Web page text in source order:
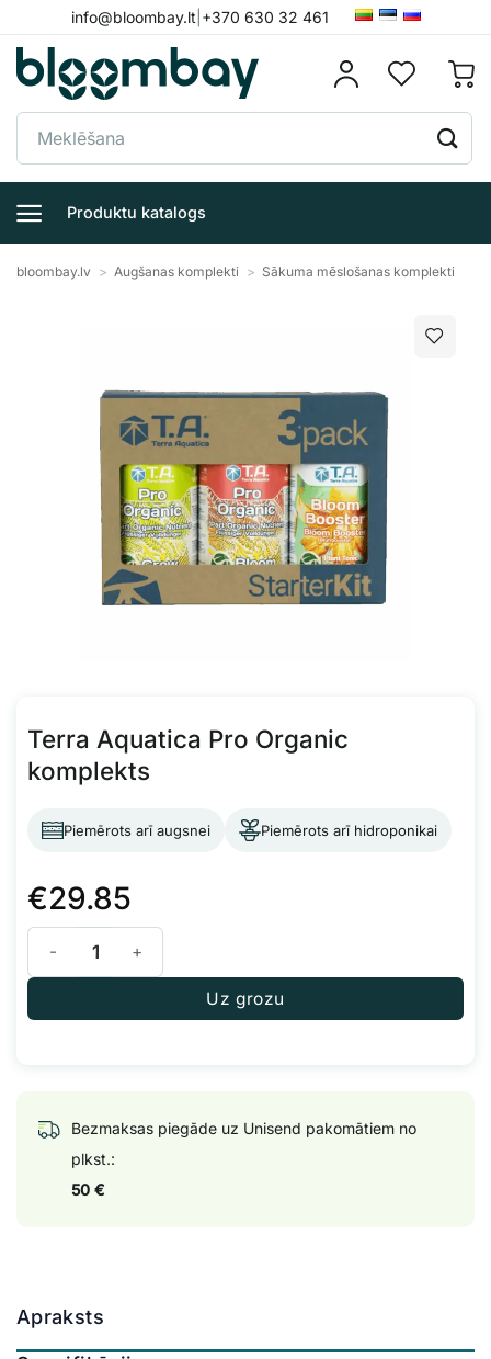
to
content
info@bloombay.lt +370 630 32 461
Meklēt:
Produktu katalogs
bloombay.lv > Augšanas komplekti > Sākuma mēslošanas komplekti
Terra Aquatica Pro Organic
komplekts
Piemērots arī augsnei Piemērots arī hidroponikai
€29.85
Terra Aquatica Pro Organic komplekts daudzums
Uz grozu
Bezmaksas piegāde uz Unisend pakomātiem no
plkst.:
50 €
Apraksts